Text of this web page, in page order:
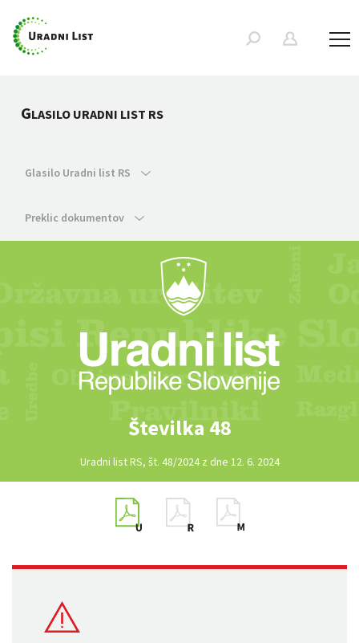
GLASILO URADNI LIST RS
Glasilo Uradni list RS
Preklic dokumentov
Številka 48
Uradni list RS, št. 48/2024 z dne 12. 6. 2024